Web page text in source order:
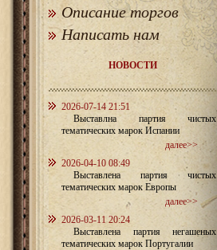
Описание торгов
Написать нам
НОВОСТИ
2026-07-14 21:51
Выставлна партия чистых
тематических марок Испании
далее>>
2026-04-10 08:49
Выставлена партия чистых
тематических марок Европы
далее>>
2026-03-11 20:24
Выставлена партия негашеных
тематических марок Португалии